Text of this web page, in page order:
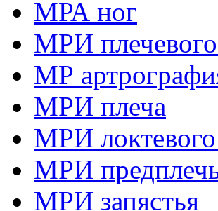
МРА ног
МРИ плечевого
МР
МРИ плеча
МРИ локтевого
МРИ
МРИ запястья